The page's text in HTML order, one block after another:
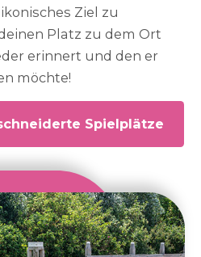
Ziel zu
Platz zu dem Ort
erinnert und den er
möchte!
Spielplätze